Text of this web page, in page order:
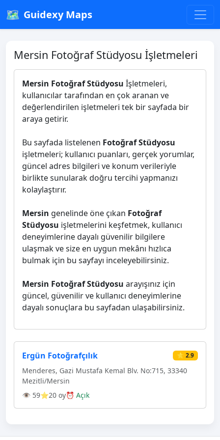
🗺️ Guidexy Maps
Mersin Fotoğraf Stüdyosu İşletmeleri
Mersin Fotoğraf Stüdyosu İşletmeleri,
kullanıcılar tarafından en çok aranan ve
değerlendirilen işletmeleri tek bir sayfada bir
araya getirir.
Bu sayfada listelenen Fotoğraf Stüdyosu
işletmeleri; kullanıcı puanları, gerçek yorumlar,
güncel adres bilgileri ve konum verileriyle
birlikte sunularak doğru tercihi yapmanızı
kolaylaştırır.
Mersin genelinde öne çıkan Fotoğraf
Stüdyosu işletmelerini keşfetmek, kullanıcı
deneyimlerine dayalı güvenilir bilgilere
ulaşmak ve size en uygun mekânı hızlıca
bulmak için bu sayfayı inceleyebilirsiniz.
Mersin Fotoğraf Stüdyosu arayışınız için
güncel, güvenilir ve kullanıcı deneyimlerine
dayalı sonuçlara bu sayfadan ulaşabilirsiniz.
Ergün Fotoğrafçılık ⭐ 2.9
Menderes, Gazi Mustafa Kemal Blv. No:715, 33340
Mezitli/Mersin
👁 59⭐20 oy⏰ Açık